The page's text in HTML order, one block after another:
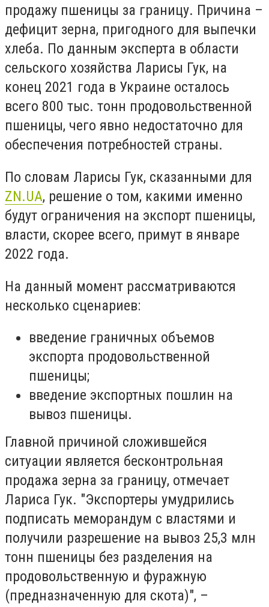
продажу пшеницы за границу. Причина –
дефицит зерна, пригодного для выпечки
хлеба. По данным эксперта в области
сельского хозяйства Ларисы Гук, на
конец 2021 года в Украине осталось
всего 800 тыс. тонн продовольственной
пшеницы, чего явно недостаточно для
обеспечения потребностей страны.
По словам Ларисы Гук, сказанными для
ZN.UA, решение о том, какими именно
будут ограничения на экспорт пшеницы,
власти, скорее всего, примут в январе
2022 года.
На данный момент рассматриваются
несколько сценариев:
введение граничных объемов
экспорта продовольственной
пшеницы;
введение экспортных пошлин на
вывоз пшеницы.
Главной причиной сложившейся
ситуации является бесконтрольная
продажа зерна за границу, отмечает
Лариса Гук. "Экспортеры умудрились
подписать меморандум с властями и
получили разрешение на вывоз 25,3 млн
тонн пшеницы без разделения на
продовольственную и фуражную
(предназначенную для скота)", –